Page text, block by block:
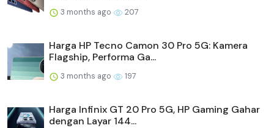
3 months ago 207
Harga HP Tecno Camon 30 Pro 5G: Kamera
Flagship, Performa Ga...
3 months ago 197
Harga Infinix GT 20 Pro 5G, HP Gaming Gahar
dengan Layar 144...